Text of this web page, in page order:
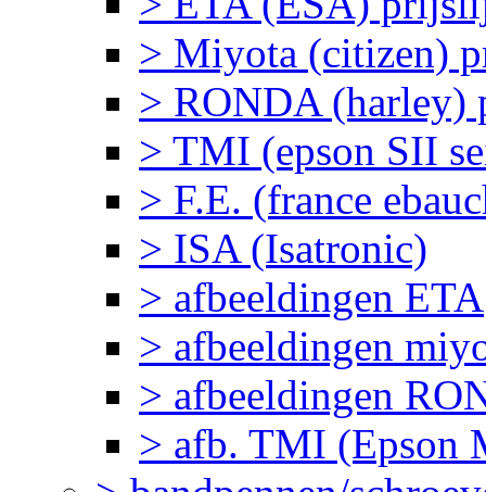
> Miyota (citizen)
> RONDA (harley)
> TMI (epson SII
> F.E. (france
> ISA (Isatronic)
> afbeeldingen ETA
> afbeeldingen
> afbeeldingen
> afb. TMI (Epson